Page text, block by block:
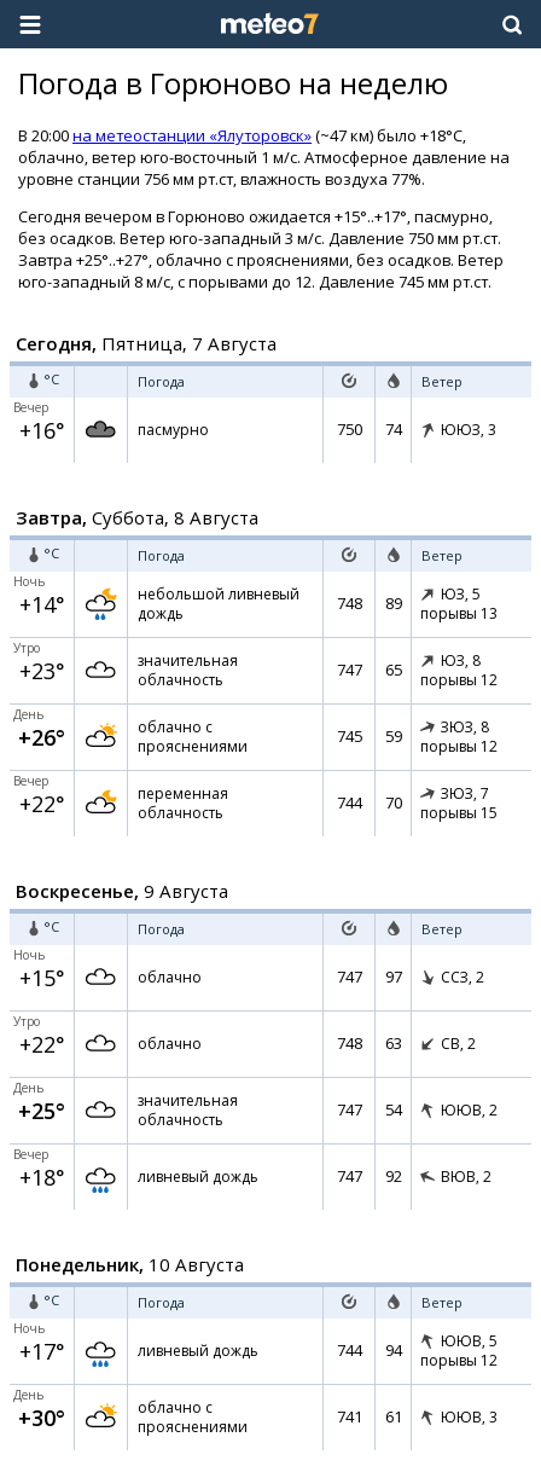
Погода в Горюново на неделю
В 20:00на метеостанции «Ялуторовск»(~47 км) было +18°C,
облачно, ветер юго-восточный 1 м/с. Атмосферное давление на
уровне станции 756 мм рт.ст, влажность воздуха 77%.
Сегодня вечером в Горюново ожидается +15°..+17°, пасмурно,
без осадков. Ветер юго-западный 3 м/с. Давление 750 мм рт.ст.
Завтра +25°..+27°, облачно с прояснениями, без осадков. Ветер
юго-западный 8 м/с, с порывами до 12. Давление 745 мм рт.ст.
Сегодня, Пятница, 7 Августа
°C Погода Ветер
Вечер
+16° пасмурно 750 74 ЮЮЗ, 3
Завтра, Суббота, 8 Августа
°C Погода Ветер
Ночь
+14°
небольшой ливневый
дождь
748 89 ЮЗ, 5
порывы 13
Утро
+23°
значительная
облачность
747 65 ЮЗ, 8
порывы 12
День
+26°
облачно с
прояснениями
745 59 ЗЮЗ, 8
порывы 12
Вечер
+22°
переменная
облачность
744 70 ЗЮЗ, 7
порывы 15
Воскресенье, 9 Августа
°C Погода Ветер
Ночь
+15° облачно 747 97 ССЗ, 2
Утро
+22° облачно 748 63 СВ, 2
День
+25°
значительная
облачность
747 54 ЮЮВ, 2
Вечер
+18° ливневый дождь 747 92 ВЮВ, 2
Понедельник, 10 Августа
°C Погода Ветер
Ночь
+17° ливневый дождь 744 94 ЮЮВ, 5
порывы 12
День
+30°
облачно с
прояснениями
741 61 ЮЮВ, 3